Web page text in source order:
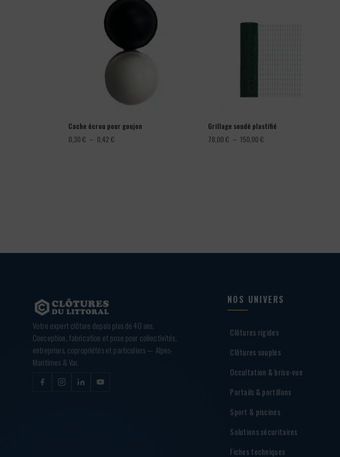
Cache écrou pour goujon
0,30€ – 0,42€
Grillage soudé plastifié
78,00€ – 150,00€Plage
Votre expert clôture depuis plus de 40 ans.
Conception, fabrication et pose pour collectivités,
entreprises, copropriétés et particuliers — Alpes-
Maritimes & Var.
NOS UNIVERS
Clôtures rigides
Clôtures souples
Occultation & brise-vue
Portails & portillons
Sport & piscines
Solutions sécuritaires
Fiches techniques